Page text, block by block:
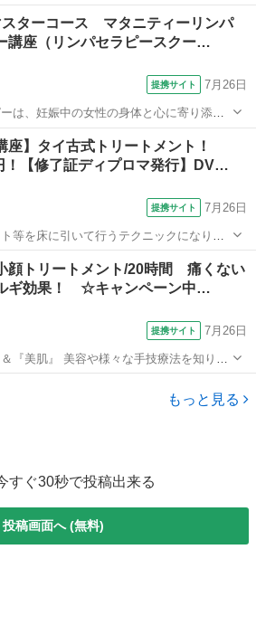
ェイシャルのプロフェッショナル育成講
ターコース マタニティーリンパ
講座（リンパセラピースクー…
提携サイト 7月26日
は、妊娠中の女性の身体と心に寄り添う
ルモンバランスの変
腰の負担・疲労感など、さまざまなマイ
なります...
ージ
座】タイ古式トリートメント！
！【修了証ディプロマ発行】DV…
提携サイト 7月26日
等を床に引いて行うテクニックになりま
行います。お客様は洋服を脱がずそのま
っくり加えながら押していくテクニック
ストレッチを...
ージ
顔トリートメント/20時間 痛くない
ギ効果！ ☆キャンペーン中…
提携サイト 7月26日
手技療法を知り尽
ェイシャルのプロフェッショナル育成講
もっと見る
すぐ30秒で投稿出来る
投稿画面へ (無料)